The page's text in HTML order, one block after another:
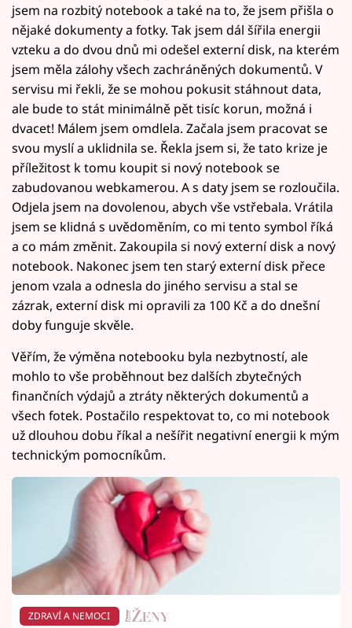
jsem na rozbitý notebook a také na to, že jsem přišla o
nějaké dokumenty a fotky. Tak jsem dál šířila energii
vzteku a do dvou dnů mi odešel externí disk, na kterém
jsem měla zálohy všech zachráněných dokumentů. V
servisu mi řekli, že se mohou pokusit stáhnout data,
ale bude to stát minimálně pět tisíc korun, možná i
dvacet! Málem jsem omdlela. Začala jsem pracovat se
svou myslí a uklidnila se. Řekla jsem si, že tato krize je
příležitost k tomu koupit si nový notebook se
zabudovanou webkamerou. A s daty jsem se rozloučila.
Odjela jsem na dovolenou, abych vše vstřebala. Vrátila
jsem se klidná s uvědoměním, co mi tento symbol říká
a co mám změnit. Zakoupila si nový externí disk a nový
notebook. Nakonec jsem ten starý externí disk přece
jenom vzala a odnesla do jiného servisu a stal se
zázrak, externí disk mi opravili za 100 Kč a do dnešní
doby funguje skvěle.
Věřím, že výměna notebooku byla nezbytností, ale
mohlo to vše proběhnout bez dalších zbytečných
finančních výdajů a ztráty některých dokumentů a
všech fotek. Postačilo respektovat to, co mi notebook
už dlouhou dobu říkal a nešířit negativní energii k mým
technickým pomocníkům.
ZDRAVÍ A NEMOCI